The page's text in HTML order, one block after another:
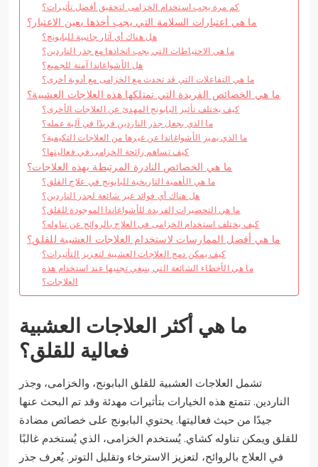
كم مرة يجب استخدام الخزامى لتحقيق أفضل تأثيرات؟
ما هي اعتبارات السلامة التي يجب أخذها بعين الاعتبار؟
هل هناك أي آثار جانبية للبابونج؟
ما هي الاحتياطات التي يجب اتخاذها مع جذر الناردين؟
هل الأشواغاندا آمنة للجميع؟
ما هي التفاعلات التي قد تحدث مع الخزامى مع أدوية أخرى؟
ما هي الخصائص الفريدة التي تمتلكها هذه العلاجات العشبية؟
كيف يختلف تأثير البابونج المهدئ عن العلاجات الأخرى؟
ما الذي يجعل جذر الناردين فريدًا في آلية عمله؟
ما الذي يميز الأشواغاندا عن غيرها من العلاجات التكيفية؟
كيف تساهم رائحة الخزامى في فعاليتها؟
ما هي الخصائص النادرة المرتبطة بهذه العلاجات؟
ما هي الأهمية التاريخية للبابونج في علاج القلق؟
هل هناك أي فوائد غير شائعة لجذر الناردين؟
ما هي التحضيرات الفريدة للأشواغاندا الموجودة للقلق؟
كيف يختلف استخدام الخزامى في العلاج بالروائح عن تناوله؟
ما هي أفضل الممارسات لاستخدام العلاجات العشبية للقلق؟
كيف يمكن دمج العلاجات العشبية لتعزيز التأثيرات؟
ما هي الأخطاء الشائعة التي ينبغي تجنبها عند استخدام هذه
العلاجات؟
ما هي أكثر العلاجات العشبية
فعالية للقلق؟
تشمل العلاجات العشبية للقلق البابونج، والخزامى، وجذر
الناردين. تتمتع هذه الخيارات بتأثيرات مهدئة وقد تم البحث عنها
جيدًا من حيث فعاليتها. يحتوي البابونج على خصائص مضادة
للقلق ويمكن تناوله كشاي. يُستخدم الخزامى، الذي يُستخدم غالبًا
في العلاج بالروائح، لتعزيز الاسترخاء وتقليل التوتر. يُعرف جذر